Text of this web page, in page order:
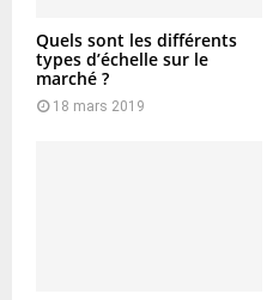
Quels sont les différents
types d’échelle sur le
marché ?
18 mars 2019